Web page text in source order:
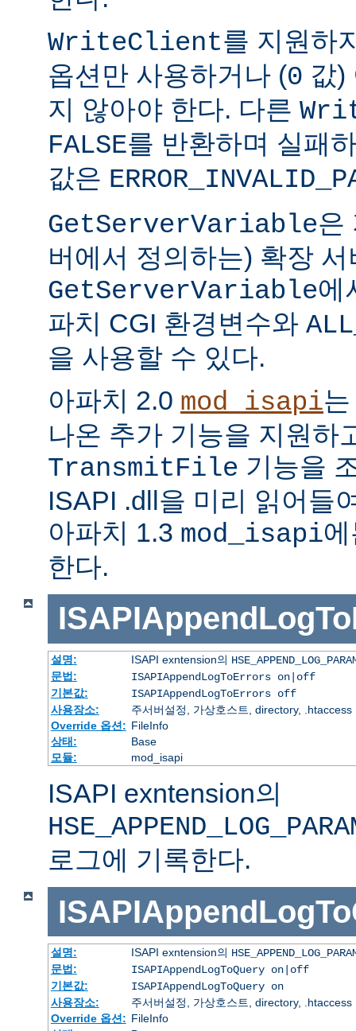
WriteClient를 지원하
옵션만 사용하거나 (0 값)
지 않아야 한다. 다른
FALSE를 반환하며 실패
값은
GetServerVariable은
버에서 정의하는) 확장
GetServerVariable에
파치 CGI 환경변수와
을 사용할 수 있다.
아파치 2.0 mod_isapi
나온 추가 기능을 지원하
TransmitFile 기능을
ISAPI .dll을 미리 읽어들
아파치 1.3 mod_isapi
한다.
설명: ISAPI exntension의
문법:
ISAPIAppendLogToErrors on|off
기본값:
ISAPIAppendLogToErrors off
사용장소:
주서버설정, 가상호스트, directory, .htaccess
Override 옵션: FileInfo
상태:
Base
모듈:
mod_isapi
ISAPI exntension의
로그에 기록한다.
설명: ISAPI exntension의
문법:
ISAPIAppendLogToQuery on|off
기본값:
ISAPIAppendLogToQuery on
사용장소:
주서버설정, 가상호스트, directory, .htaccess
Override 옵션: FileInfo